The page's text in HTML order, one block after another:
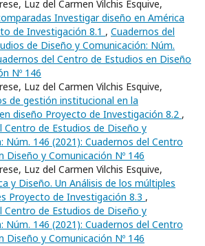
Luz del Carmen Vilchis Esquive,
Investigar diseño en América
de Investigación 8.1 , Cuadernos del
de Diseño y Comunicación: Núm.
del Centro de Estudios en Diseño
Nº 146
Luz del Carmen Vilchis Esquive,
de gestión institucional en la
diseño Proyecto de Investigación 8.2 ,
Centro de Estudios de Diseño y
Núm. 146 (2021): Cuadernos del Centro
Diseño y Comunicación Nº 146
Luz del Carmen Vilchis Esquive,
y Diseño. Un Análisis de los múltiples
Proyecto de Investigación 8.3 ,
Centro de Estudios de Diseño y
Núm. 146 (2021): Cuadernos del Centro
Diseño y Comunicación Nº 146